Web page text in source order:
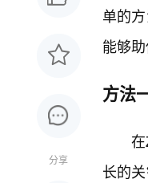
分享
单的
能够
方法
长的